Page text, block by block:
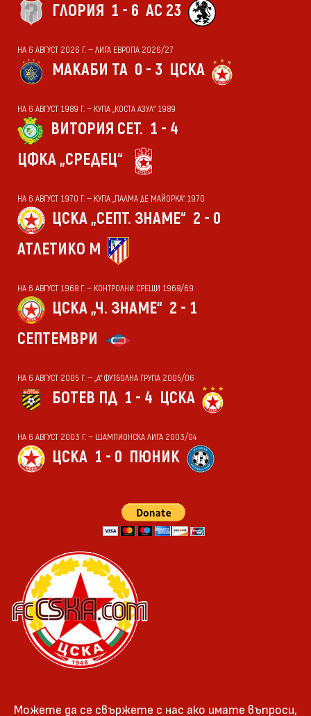
ГЛОРИЯ 1 - 6 АС 23
НА 6 АВГУСТ 2026 Г. — ЛИГА ЕВРОПА 2026/27
МАКАБИ ТА 0 - 3 ЦСКА
НА 6 АВГУСТ 1989 Г. — КУПА „КОСТА АЗУЛ“ 1989
ВИТОРИЯ СЕТ. 1 - 4
ЦФКА „СРЕДЕЦ“
НА 6 АВГУСТ 1970 Г. — КУПА „ПАЛМА ДЕ МАЙОРКА“ 1970
ЦСКА „СЕПТ. ЗНАМЕ“ 2 - 0
АТЛЕТИКО М
НА 6 АВГУСТ 1968 Г. — КОНТРОЛНИ СРЕЩИ 1968/69
ЦСКА „Ч. ЗНАМЕ“ 2 - 1
СЕПТЕМВРИ
НА 6 АВГУСТ 2005 Г. — „А“ ФУТБОЛНА ГРУПА 2005/06
БОТЕВ ПД 1 - 4 ЦСКА
НА 6 АВГУСТ 2003 Г. — ШАМПИОНСКА ЛИГА 2003/04
ЦСКА 1 - 0 ПЮНИК
Можете да се свържете с нас ако имате въпроси,